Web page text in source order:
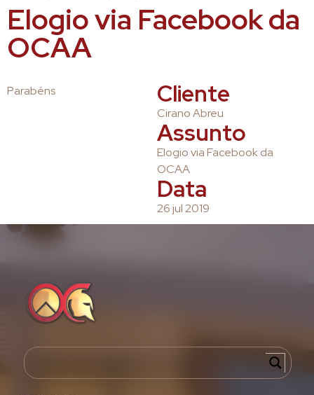
Elogio via Facebook da
OCAA
Parabéns Cliente
Cirano Abreu
Assunto
Elogio via Facebook da
OCAA
Data
26 jul 2019